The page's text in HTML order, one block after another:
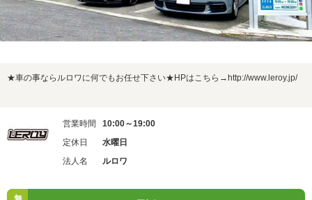
★車の事ならルロワに何でもお任せ下さい★HPはこちら→http://www.leroy.jp/
営業時間
10:00～19:00
定休日
水曜日
法人名
ルロワ